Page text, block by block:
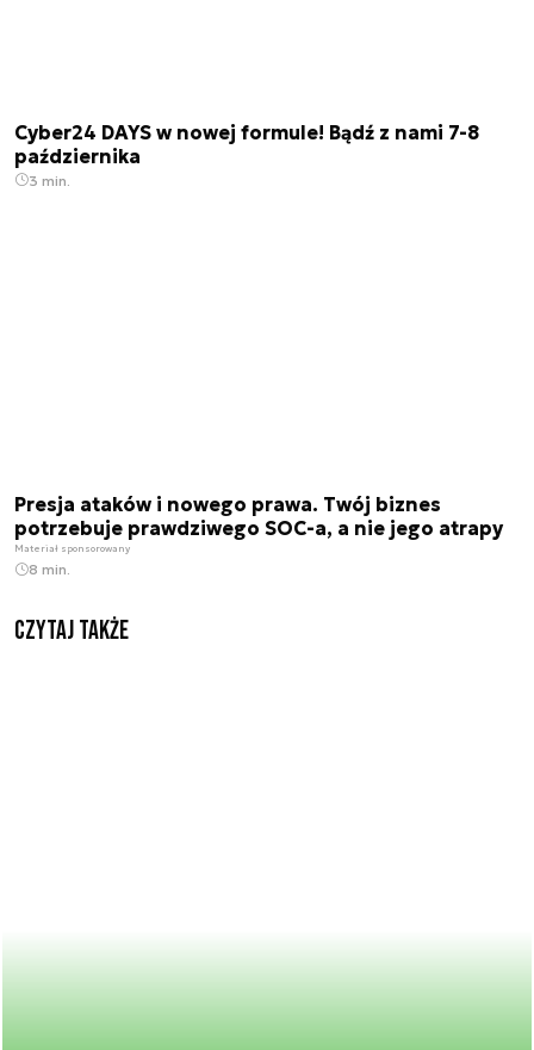
Cyber24 DAYS w nowej formule! Bądź z nami 7-8
października
3 min.
Presja ataków i nowego prawa. Twój biznes
potrzebuje prawdziwego SOC-a, a nie jego atrapy
Materiał sponsorowany
8 min.
Czytaj także